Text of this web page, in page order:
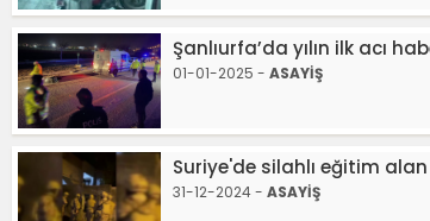
Şanlıurfa’da yılın ilk acı
01-01-2025 - ASAYİŞ
Suriye'de silahlı eğitim
31-12-2024 - ASAYİŞ